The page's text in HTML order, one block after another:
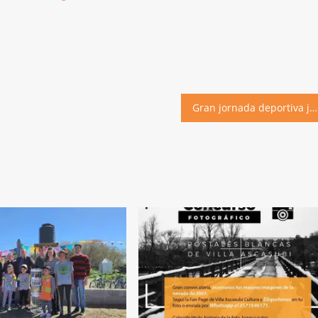
Gran jornada deportiva junto a la Ascasubi Night Race